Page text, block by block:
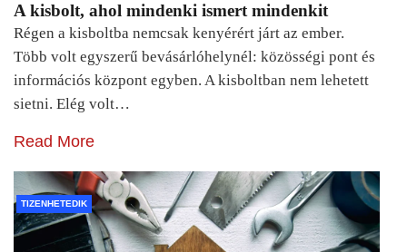
A kisbolt, ahol mindenki ismert mindenkit
Régen a kisboltba nemcsak kenyérért járt az ember.
Több volt egyszerű bevásárlóhelynél: közösségi pont és
információs központ egyben. A kisboltban nem lehetett
sietni. Elég volt…
Read More
TIZENHETEDIK